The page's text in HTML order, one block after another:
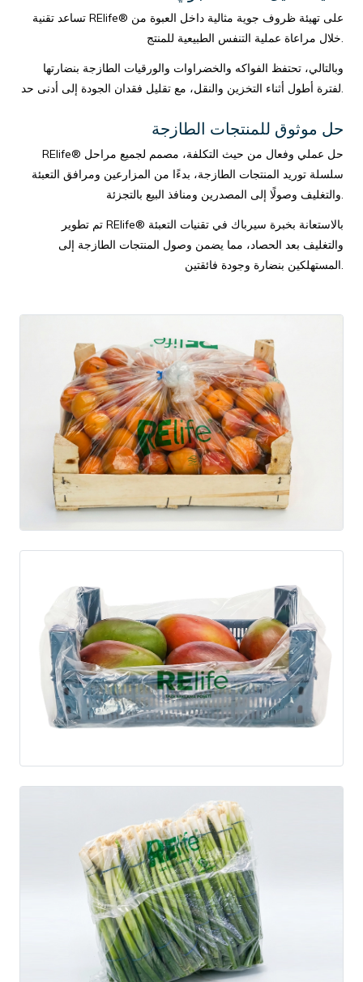
تساعد تقنية RElife® على تهيئة ظروف جوية مثالية داخل العبوة من
خلال مراعاة عملية التنفس الطبيعية للمنتج.
وبالتالي، تحتفظ الفواكه والخضراوات والورقيات الطازجة بنضارتها
لفترة أطول أثناء التخزين والنقل، مع تقليل فقدان الجودة إلى أدنى حد.
حل موثوق للمنتجات الطازجة
RElife® حل عملي وفعال من حيث التكلفة، مصمم لجميع مراحل
سلسلة توريد المنتجات الطازجة، بدءًا من المزارعين ومرافق التعبئة
والتغليف وصولًا إلى المصدرين ومنافذ البيع بالتجزئة.
تم تطوير RElife® بالاستعانة بخبرة سيرباك في تقنيات التعبئة
والتغليف بعد الحصاد، مما يضمن وصول المنتجات الطازجة إلى
المستهلكين بنضارة وجودة فائقتين.